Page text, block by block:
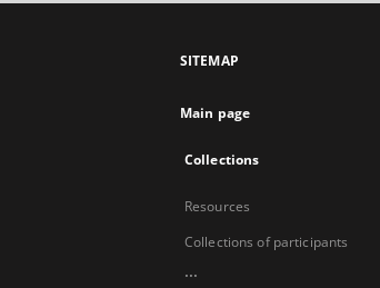
SITEMAP
Main page
Collections
Resources
Collections of participants
...